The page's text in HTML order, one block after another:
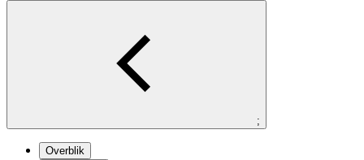
;
Overblik